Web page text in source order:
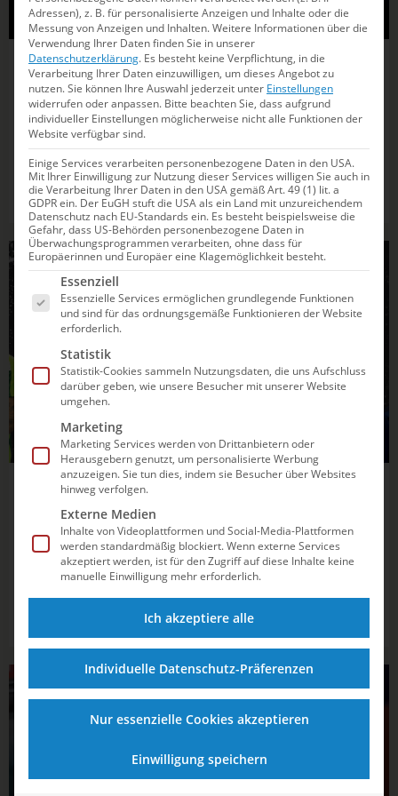
05.06.2026 19:37
Hentschel/Avila Sanchez mit souveränem
Sieg an einem turbulentem DM-Tag
Im Mixed-Synchronspringen setzen sich bei den Deutschen
Meisterschaften in Berlin die Favoritinnen durch. Vom 3m-
Brett der Männer zeigten einige Top-Leute dagegen Nerven.
WASSERSPRINGEN
04.06.2026 20:05
Massenberg und Schauer behaupten sich
mit Weltklasseleistung im Synchronduell
Bei den Frauen setzen sich vom 3m-Brett Lena Hentschel
und Jette Müller bei den Deutschen Meisterschaften durch.
Bei den Männern war selbst eine EM-Norm nicht genug für
den Sieg.
Adressen), z. B. für personalisierte Anzeigen und Inhalte oder die
Messung von Anzeigen und Inhalten.Weitere Informationen über die
Verwendung Ihrer Daten finden Sie in unserer
Datenschutzerklärung. Es besteht keine Verpflichtung, in die
Verarbeitung Ihrer Daten einzuwilligen, um dieses Angebot zu
nutzen.Sie können Ihre Auswahl jederzeit unter Einstellungen
widerrufen oder anpassen. Bitte beachten Sie, dass aufgrund
individueller Einstellungen möglicherweise nicht alle Funktionen der
Website verfügbar sind.
Einige Services verarbeiten personenbezogene Daten in den USA.
Mit Ihrer Einwilligung zur Nutzung dieser Services willigen Sie auch in
die Verarbeitung Ihrer Daten in den USA gemäß Art. 49 (1) lit. a
GDPR ein. Der EuGH stuft die USA als ein Land mit unzureichendem
Datenschutz nach EU-Standards ein. Es besteht beispielsweise die
Gefahr, dass US-Behörden personenbezogene Daten in
Überwachungsprogrammen verarbeiten, ohne dass für
Europäerinnen und Europäer eine Klagemöglichkeit besteht.
Es folgt eine Liste der Service-Gruppen, für die
Essenziell
Essenzielle Services ermöglichen grundlegende Funktionen
und sind für das ordnungsgemäße Funktionieren der Website
erforderlich.
Statistik
Statistik-Cookies sammeln Nutzungsdaten, die uns Aufschluss
darüber geben, wie unsere Besucher mit unserer Website
umgehen.
Marketing
Marketing Services werden von Drittanbietern oder
Herausgebern genutzt, um personalisierte Werbung
anzuzeigen. Sie tun dies, indem sie Besucher über Websites
hinweg verfolgen.
Externe Medien
Inhalte von Videoplattformen und Social-Media-Plattformen
werden standardmäßig blockiert. Wenn externe Services
akzeptiert werden, ist für den Zugriff auf diese Inhalte keine
manuelle Einwilligung mehr erforderlich.
Ich akzeptiere alle
Individuelle Datenschutz-Präferenzen
Nur essenzielle Cookies akzeptieren
Einwilligung speichern